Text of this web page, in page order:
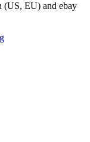
(US, EU) and ebay